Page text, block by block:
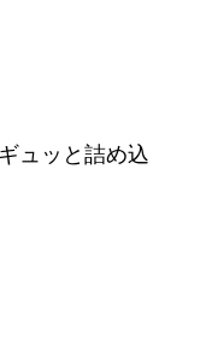
ュッと詰め込